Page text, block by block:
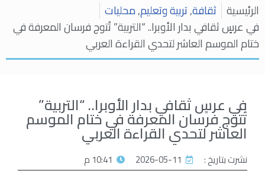
الرئيسية ثقافة,تربية وتعليم,محليات
في عرسٍ ثقافي بدار الأوبرا.. “التربية” تُتوج فرسان المعرفة في
ختام الموسم العاشر لتحدي القراءة العربي
في عرسٍ ثقافي بدار الأوبرا.. “التربية”
تُتوج فرسان المعرفة في ختام الموسم
العاشر لتحدي القراءة العربي
نشرت بتاريخ : 2026-05-11 10:41 م